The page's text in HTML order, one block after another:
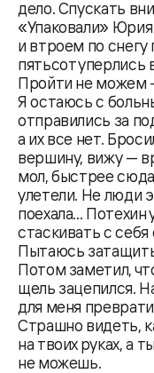
дело. Спускать
«Упаковали»
и втроем по
пятьсот уперлись
Пройти не можем
Я остаюсь с
отправились за
а их все нет.
вершину, вижу —
мол, быстрее
улетели. Не люди
поехала...
стаскивать с
Пытаюсь
Потом заметил,
щель зацепился.
для меня
Страшно видеть,
на твоих руках, а
не можешь.